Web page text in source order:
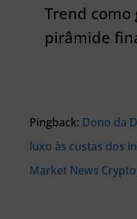
Trend como
pirâmide
Pingback: Dono da
luxo às custas dos
Market News Crypto